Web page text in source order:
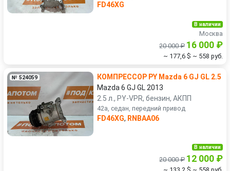
FD46XG
В наличии
Москва
20 000 ₽ 16 000 ₽
~ 177,6 $ ~ 558 руб.
№ 524059
КОМПРЕССОР PY Mazda 6 GJ GL 2.5
Mazda 6 GJ GL 2013
2.5 л., PY-VPR, бензин, АКПП
42a, седан, передний привод
FD46XG, RNBAA06
В наличии
20 000 ₽ 12 000 ₽